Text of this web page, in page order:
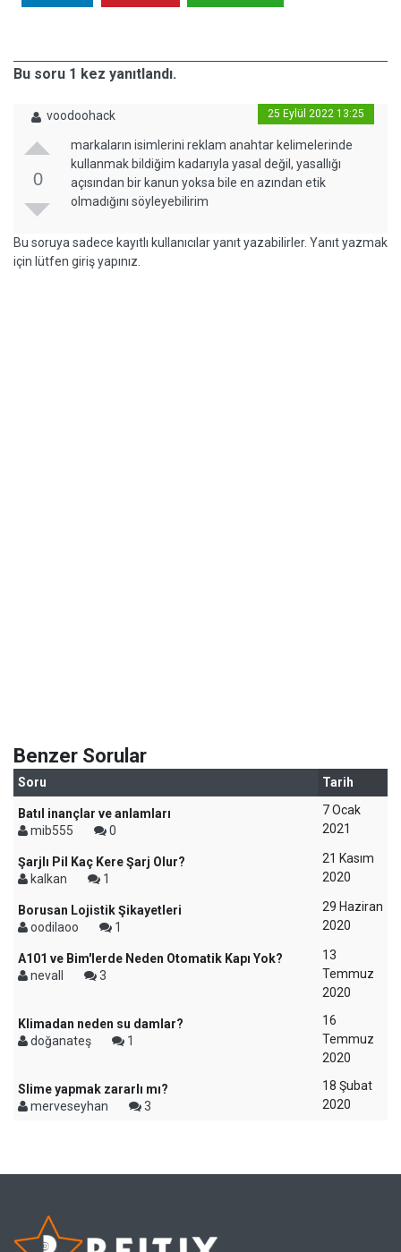
Bu soru 1 kez yanıtlandı.
voodoohack 25 Eylül 2022 13:25
0
markaların isimlerini reklam anahtar kelimelerinde
kullanmak bildiğim kadarıyla yasal değil, yasallığı
açısından bir kanun yoksa bile en azından etik
olmadığını söyleyebilirim
Bu soruya sadece kayıtlı kullanıcılar yanıt yazabilirler. Yanıt yazmak
için lütfen giriş yapınız.
Benzer Sorular
Soru Tarih
Batıl inançlar ve anlamları
mib555
0
7 Ocak
2021
Şarjlı Pil Kaç Kere Şarj Olur?
kalkan
1
21 Kasım
2020
Borusan Lojistik Şikayetleri
oodilaoo
1
29 Haziran
2020
A101 ve Bim'lerde Neden Otomatik Kapı Yok?
nevall
3
13
Temmuz
2020
Klimadan neden su damlar?
doğanateş
1
16
Temmuz
2020
Slime yapmak zararlı mı?
merveseyhan
3
18 Şubat
2020